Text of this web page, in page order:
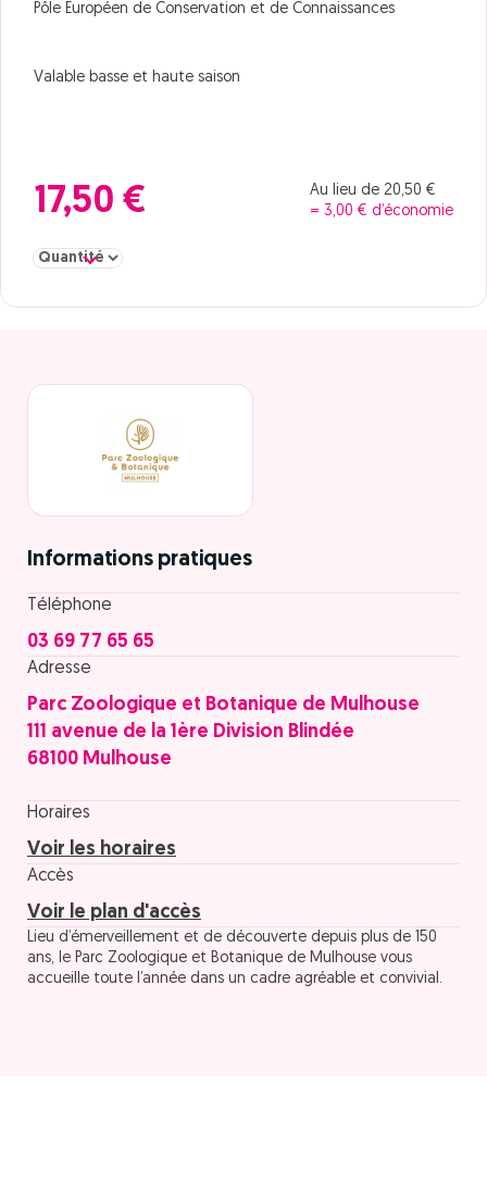
Pôle Européen de Conservation et de Connaissances
Valable basse et haute saison
17,50 €
Au lieu de 20,50 €
= 3,00 € d’économie
Sélectionner la quantité pour Adulte à partir de 17 ans
Informations pratiques
Téléphone
03 69 77 65 65
Adresse
Parc Zoologique et Botanique de Mulhouse
111 avenue de la 1ère Division Blindée
68100 Mulhouse
Horaires
Voir les horaires
Accès
Voir le plan d'accès
Lieu d’émerveillement et de découverte depuis plus de 150
ans, le Parc Zoologique et Botanique de Mulhouse vous
accueille toute l’année dans un cadre agréable et convivial.